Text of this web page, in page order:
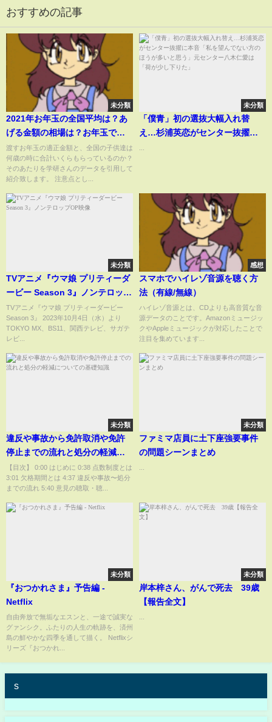
おすすめの記事
未分類
2021年お年玉の全国平均は？あ
げる金額の相場は？お年玉で皆
何を買っているの？小学生から
高校生までの数字と行動をサク
っと紹介します。
渡すお年玉の適正金額と、全国の子供達は
何歳の時に合計いくらもらっているのか？
そのあたりを学研さんのデータを引用して
紹介致します。 注意点とし...
未分類
「僕青」初の選抜大幅入れ替
え…杉浦英恋がセンター抜擢に
未分類
TVアニメ『ウマ娘 プリティーダ
ービー Season 3』ノンテロップ
OP映像
TVアニメ『ウマ娘 プリティーダービー
Season 3』 2023年10月4日（水）より
TOKYO MX、BS11、関西テレビ、サガテ
レビ...
感想
スマホでハイレゾ音源を聴く方
法（有線/無線）
ハイレゾ音源とは、CDよりも高音質な音
源データのことです。Amazonミュージッ
クやAppleミュージックが対応したことで
注目を集めています...
未分類
違反や事故から免許取消や免許
停止までの流れと処分の軽減に
ついての基礎知識
【目次】 0:00 はじめに 0:38 点数制度とは
3:01 欠格期間とは 4:37 違反や事故〜処分
までの流れ 5:40 意見の聴取・聴...
未分類
ファミマ店員に土下座強要事件
の問題シーンまとめ
未分類
『おつかれさま』予告編 -
Netflix
自由奔放で無垢なエスンと、一途で誠実な
グァンシク。ふたりの人生の軌跡を、済州
島の鮮やかな四季を通して描く。 Netflixシ
リーズ『おつかれ...
未分類
岸本梓さん、がんで死去 39歳
【報告全文】
s